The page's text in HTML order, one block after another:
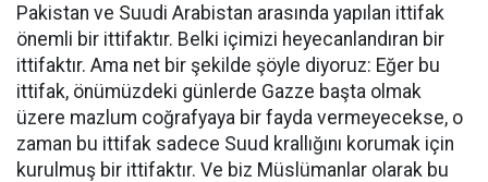
Pakistan ve Suudi Arabistan arasında yapılan ittifak
önemli bir ittifaktır. Belki içimizi heyecanlandıran bir
ittifaktır. Ama net bir şekilde şöyle diyoruz: Eğer bu
ittifak, önümüzdeki günlerde Gazze başta olmak
üzere mazlum coğrafyaya bir fayda vermeyecekse, o
zaman bu ittifak sadece Suud krallığını korumak için
kurulmuş bir ittifaktır. Ve biz Müslümanlar olarak bu